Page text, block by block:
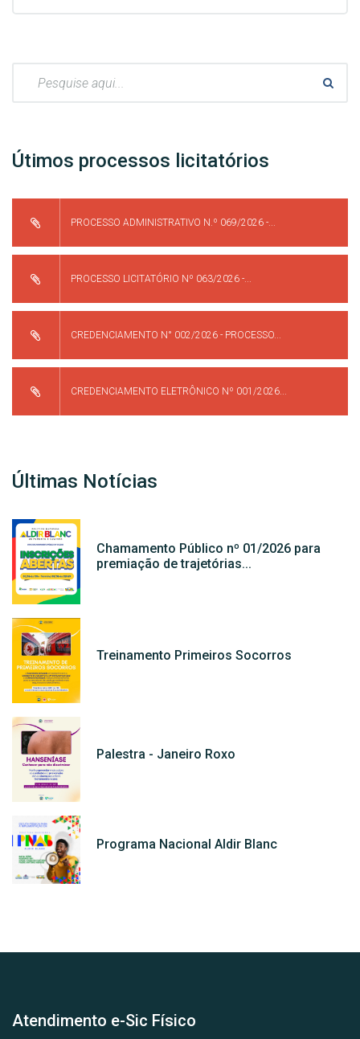
Útimos processos licitatórios
PROCESSO ADMINISTRATIVO N.º 069/2026 -...
PROCESSO LICITATÓRIO Nº 063/2026 -...
CREDENCIAMENTO N° 002/2026 - PROCESSO...
CREDENCIAMENTO ELETRÔNICO Nº 001/2026...
Últimas Notícias
Chamamento Público nº 01/2026 para
premiação de trajetórias...
Treinamento Primeiros Socorros
Palestra - Janeiro Roxo
Programa Nacional Aldir Blanc
Atendimento e-Sic Físico